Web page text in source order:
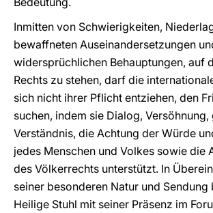
Inmitten von Schwierigkeiten,
bewaffneten Auseinandersetzungen
widersprüchlichen Behauptungen, auf
Rechts zu stehen, darf die
sich nicht ihrer Pflicht entziehen, den
suchen, indem sie Dialog,
Verständnis, die Achtung der Würde
jedes Menschen und Volkes sowie die
des Völkerrechts unterstützt. In
seiner besonderen Natur und Sendung
Heilige Stuhl mit seiner Präsenz im